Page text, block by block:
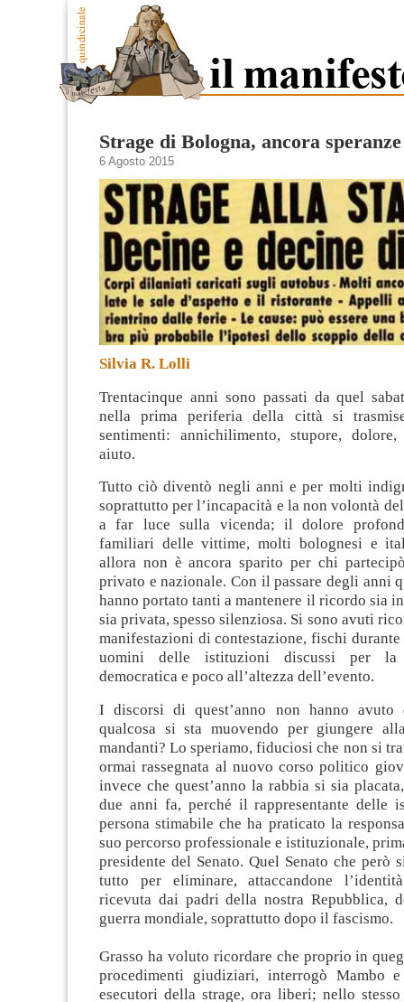
Strage di Bologna, ancora
6 Agosto 2015
Silvia R. Lolli
Trentacinque anni sono passati da quel
nella prima periferia della città si
sentimenti: annichilimento, stupore, dolore,
aiuto.
Tutto ciò diventò negli anni e per molti
soprattutto per l’incapacità e la non volontà
a far luce sulla vicenda; il dolore
familiari delle vittime, molti bolognesi e
allora non è ancora sparito per chi
privato e nazionale. Con il passare degli anni
hanno portato tanti a mantenere il ricordo sia
sia privata, spesso silenziosa. Si sono avuti
manifestazioni di contestazione, fischi
uomini delle istituzioni discussi per
democratica e poco all’altezza dell’evento.
I discorsi di quest’anno non hanno avuto
qualcosa si sta muovendo per giungere
mandanti? Lo speriamo, fiduciosi che non si
ormai rassegnata al nuovo corso politico
invece che quest’anno la rabbia si sia
due anni fa, perché il rappresentante delle
persona stimabile che ha praticato la
suo percorso professionale e istituzionale,
presidente del Senato. Quel Senato che però
tutto per eliminare, attaccandone
ricevuta dai padri della nostra Repubblica,
guerra mondiale, soprattutto dopo il fascismo.
Grasso ha voluto ricordare che proprio in
procedimenti giudiziari, interrogò Mambo
esecutori della strage, ora liberi; nello